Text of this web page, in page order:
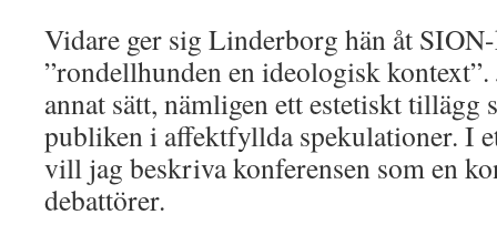
Vidare ger sig Linderborg hän åt
”rondellhunden en ideologisk kontext”.
annat sätt, nämligen ett estetiskt tillägg
publiken i affektfyllda spekulationer. I
vill jag beskriva konferensen som en
debattörer.